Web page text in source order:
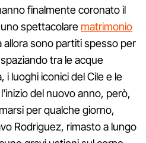
finalmente coronato il
spettacolare matrimonio
allora sono partiti spesso per
tra le acque
i luoghi iconici del Cile e le
del nuovo anno, però,
per qualche giorno,
Rodriguez, rimasto a lungo